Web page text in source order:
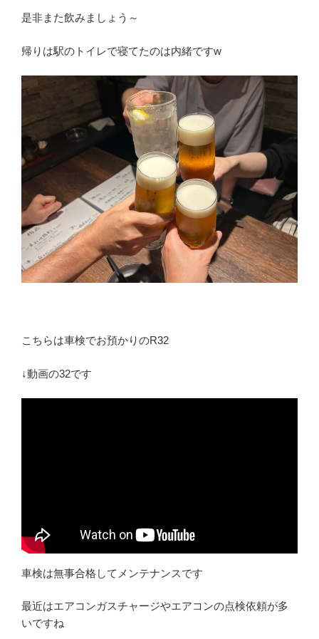
是非また飲みましょう～
帰りは駅のトイレで寝てたのは内緒ですw
こちらは車検でお預かりのR32
↓動画の32です
車検は無事合格してメンテナンスです
最近はエアコンガスチャージやエアコンの点検依頼が多
いですね